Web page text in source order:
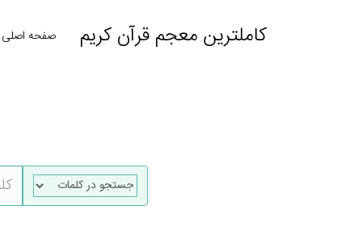
کاملترین معجم قرآن کریم صفحه اصلی